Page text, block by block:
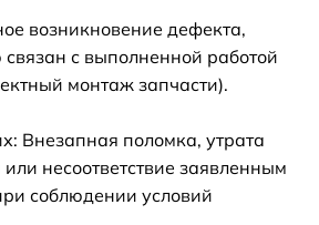
возникновение дефекта,
с выполненной работой
монтаж запчасти).
Внезапная поломка, утрата
или несоответствие заявленным
соблюдении условий